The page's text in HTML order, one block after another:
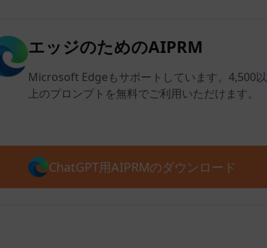
エッジのためのAIPRM
Microsoft Edgeもサポートしています。4,500以
上のプロンプトを無料でご利用いただけます。
ChatGPT用AIPRMのダウンロード